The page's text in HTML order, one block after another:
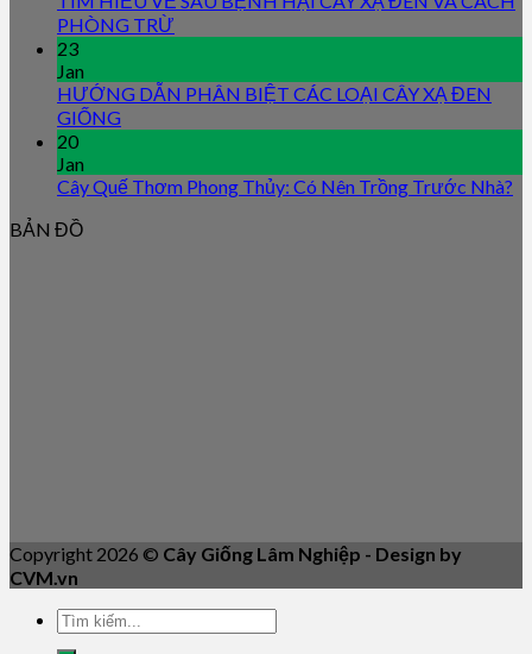
PHÒNG TRỪ
23
Jan
HƯỚNG DẪN PHÂN BIỆT CÁC LOẠI CÂY XẠ ĐEN
GIỐNG
20
Jan
Cây Quế Thơm Phong Thủy: Có Nên Trồng Trước Nhà?
BẢN ĐỒ
Copyright 2026 © Cây Giống Lâm Nghiệp - Design by
CVM.vn